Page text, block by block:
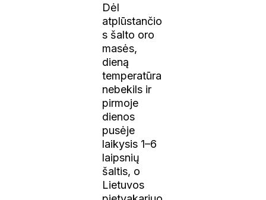
Dėl
atplūstančio
s šalto oro
masės,
dieną
temperatūra
nebekils ir
pirmoje
dienos
pusėje
laikysis 1–6
laipsnių
šaltis, o
Lietuvos